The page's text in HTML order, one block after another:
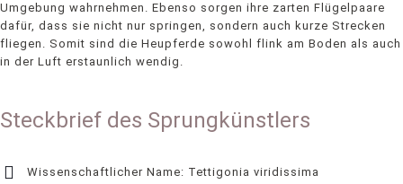
Umgebung wahrnehmen. Ebenso sorgen ihre zarten Flügelpaare
dafür, dass sie nicht nur springen, sondern auch kurze Strecken
fliegen. Somit sind die Heupferde sowohl flink am Boden als auch
in der Luft erstaunlich wendig.
Steckbrief des Sprungkünstlers
Wissenschaftlicher Name: Tettigonia viridissima